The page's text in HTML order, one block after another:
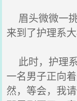
眉头微微一
来到了护理系大
此时，护理
一名男子正向
然，等会，我